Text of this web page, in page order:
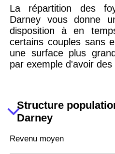
La répartition des
Darney vous donne
disposition à en
certains couples sans
une surface plus
par exemple d'avoir
Structure
Darney
Revenu moyen